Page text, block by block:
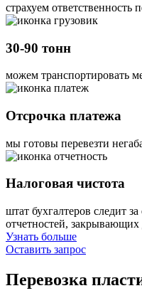
страхуем ответственность
30-90 тонн
можем транспортировать
Отсрочка платежа
мы готовы перевезти
Налоговая чистота
штат бухгалтеров следит
отчетностей,
Узнать больше
Оставить запрос
Перевозка